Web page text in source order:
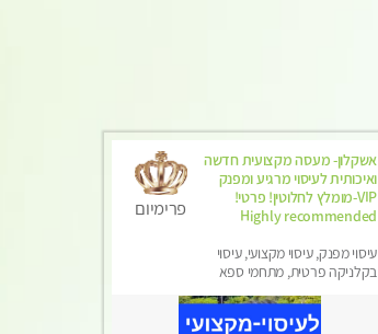
אשקלון- מעסה מקצועית חדשה
ואיכותית לעיסוי מרגיע ומפנק
VIP-מומלץ לחלוטין! פרטי! ​​​​​​
Highly recommended
עיסוי מפנק, עיסוי מקצועי, עיסוי
בקלניקה פרטית, מתחמי ספא
הבית, עיסוי טנטרה
פרימיום